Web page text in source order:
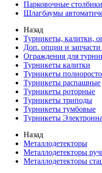
Парковочные
Шлагбаумы
Назад
Турникеты, калитки,
Доп. опции и
Ограждения для
Турникеты калитки
Турникеты
Турникеты распашные
Турникеты роторные
Турникеты триподы
Турникеты тумбовые
Турникеты
Назад
Металлодетекторы
Металлодетекторы
Металлодетекторы